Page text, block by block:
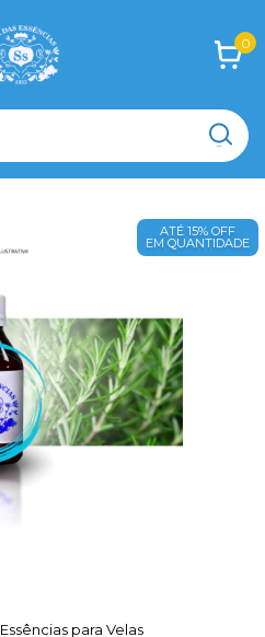
0
ATÉ 15% OFF
EM QUANTIDADE
Essências para Velas